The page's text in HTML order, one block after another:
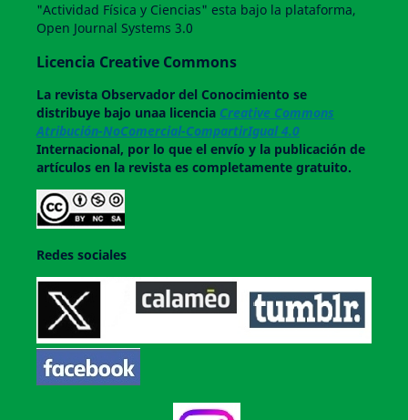
"Actividad Física y Ciencias" esta bajo la plataforma,
Open Journal Systems 3.0
Licencia Creative Commons
La revistaObservador del Conocimiento se
distribuye bajo unaa licencia Creative Commons
Atribución-NoComercial-CompartirIgual 4.0
Internacional, por lo que el envío y la publicación de
artículos en la revista es completamente gratuito.
Redes sociales